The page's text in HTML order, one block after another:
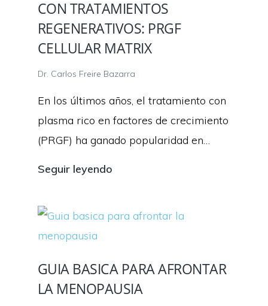
CON TRATAMIENTOS
REGENERATIVOS: PRGF
CELLULAR MATRIX
Dr. Carlos Freire Bazarra
En los últimos años, el tratamiento con
plasma rico en factores de crecimiento
(PRGF) ha ganado popularidad en…
Seguir leyendoMejora
tratamientos
regenerativos:
GUIA BASICA PARA AFRONTAR
LA MENOPAUSIA